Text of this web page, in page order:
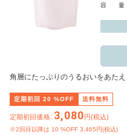
容 量 :
角層にたっぷりのうるおいをあた
定期初回 20 %OFF 送料無料
定期初回価格: 3,080円(税込)
※2回目以降は 10 %OFF 3,465円(税込)